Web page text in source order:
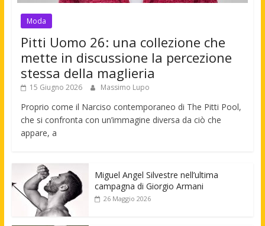
Moda
Pitti Uomo 26: una collezione che
mette in discussione la percezione
stessa della maglieria
15 Giugno 2026 Massimo Lupo
Proprio come il Narciso contemporaneo di The Pitti Pool,
che si confronta con un’immagine diversa da ciò che
appare, a
Miguel Angel Silvestre nell’ultima
campagna di Giorgio Armani
26 Maggio 2026